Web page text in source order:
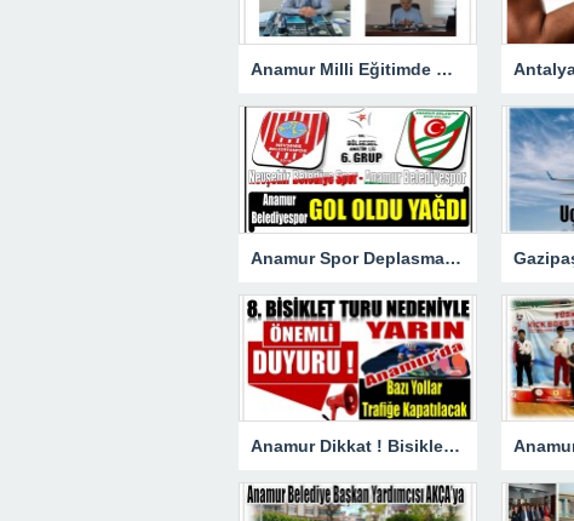
Anamur Milli Eğitimde Görev Değişimi : Hasan DOĞAN Atandı
Anamur Spor Deplasmanda Gol Oldu Yağdı!
Anamur Dikkat ! Bisiklet Yarışı Nedeniyle Bazı Yollar Kapanacak